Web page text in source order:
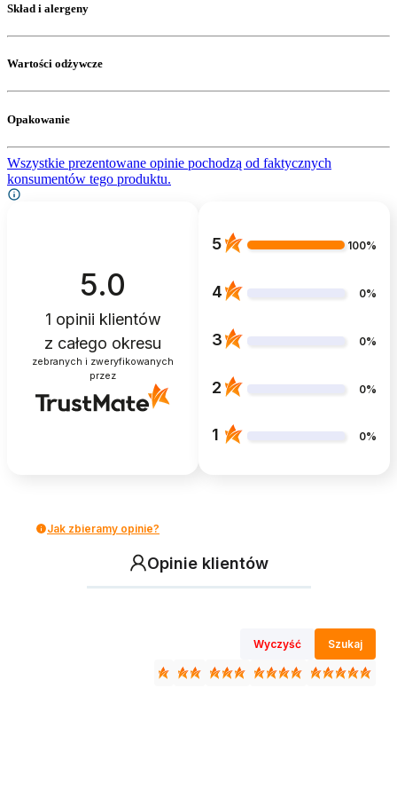
Skład i alergeny
Wartości odżywcze
Opakowanie
Wszystkie prezentowane opinie pochodzą od faktycznych
konsumentów tego produktu.
5.0
1 opinii klientów
z całego okresu
zebranych i zweryfikowanych
przez
5 100%
4 0%
3 0%
2 0%
1 0%
Jak zbieramy opinie?
Opinie klientów
Wyczyść Szukaj